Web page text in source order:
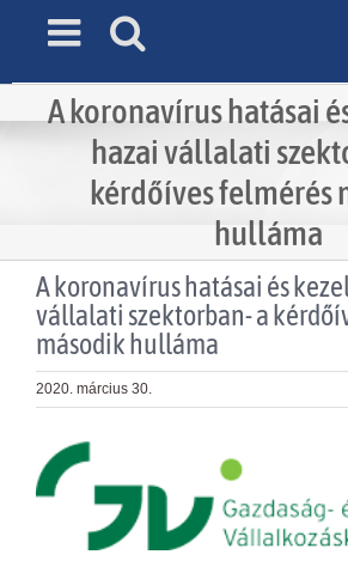
A koronavírus hatásai
hazai vállalati
kérdőíves felmérés
hulláma
A koronavírus hatásai és
vállalati szektorban- a
második hulláma
2020. március 30.
View
Larger
Image